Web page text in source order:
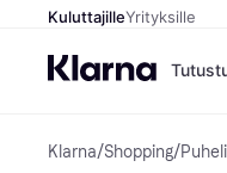
KuluttajilleYrityksille
Klarna/Shopping/